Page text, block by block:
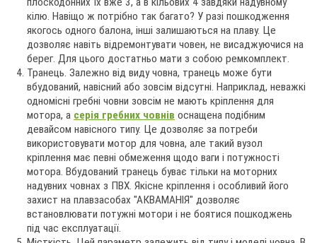
кілю. Навіщо ж потрібно так багато? У разі пошкодження
якогось одного балона, інші залишаються на плаву. Це
дозволяє навіть відремонтувати човен, не висаджуючися на
берег. Для цього достатньо мати з собою ремкомплект.
Транець. Залежно від виду човна, транець може бути
вбудований, навісний або зовсім відсутні. Наприклад, неважкі
одномісні гребні човни зовсім не мають кріплення для
мотора, а серія гребних човнів оснащена подібним
девайсом навісного типу. Це дозволяє за потреби
використовувати мотор для човна, але такий вузол
кріплення має певні обмеження щодо ваги і потужності
мотора. Вбудований транець буває тільки на моторних
надувних човнах з ПВХ. Якісне кріплення і особливий його
захист на плавзасобах "АКВАМАНІЯ" дозволяє
встановлювати потужні мотори і не боятися пошкоджень
під час експлуатації.